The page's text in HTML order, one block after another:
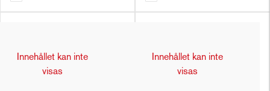
Innehållet kan inte
visas
Innehållet kan inte
visas